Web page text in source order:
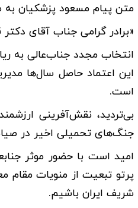
متن پیام مسعود پزشکیان به
«برادر گرامی جناب آقای دکتر
انتخاب مجدد جناب‌عالی به
این اعتماد حاصل سال‌ها
است.
بی‌تردید، نقش‌آفرینی
جنگ‌های تحمیلی اخیر در
امید است با حضور موثر
پرتو تبعیت از منویات
شریف ایران باشیم.